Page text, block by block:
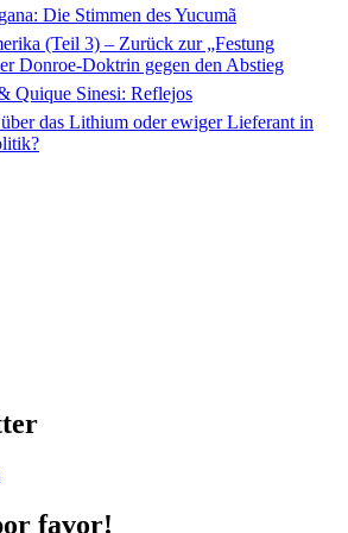
Die Stimmen des Yucumã
(Teil 3) – Zurück zur „Festung
Donroe-Doktrin gegen den Abstieg
Quique Sinesi: Reflejos
das Lithium oder ewiger Lieferant in
favor!